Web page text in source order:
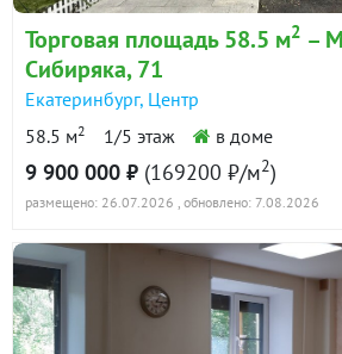
Торговая площадь 58.5 м2 –
Сибиряка, 71
Екатеринбург, Центр
58.5 м2 1/5 этаж в доме
9 900 000 ₽ (169200 ₽/м2)
размещено: 26.07.2026 , обновлено: 7.08.2026